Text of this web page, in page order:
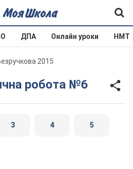
ДПА Онлайн уроки НМТ
2015
робота №6
3 4 5